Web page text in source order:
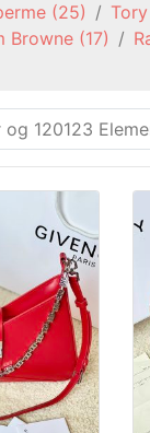
(25)
Browne (17)
120123